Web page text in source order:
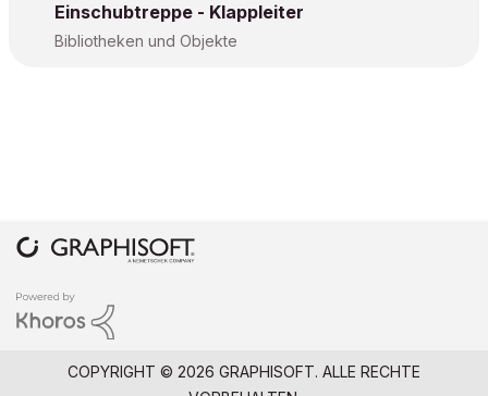
Einschubtreppe - Klappleiter
Bibliotheken und Objekte
COPYRIGHT © 2026 GRAPHISOFT. ALLE RECHTE